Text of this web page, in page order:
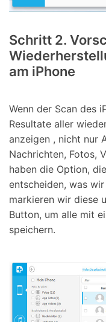
Schritt 2.
am iPhone
Wenn der Scan des
Resultate aller
anzeigen , nicht nur
Nachrichten, Fotos,
haben die Option,
entscheiden, was
markieren wir diese
Button, um alle mit
speichern.